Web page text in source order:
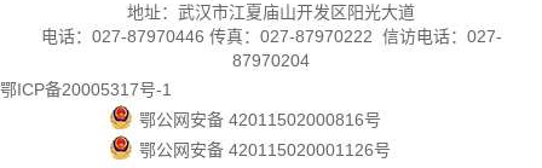
地址：武汉市江夏庙山开发区阳光大道
电话：027-87970446 传真：027-87970222 信访电话：027-
87970204
鄂ICP备20005317号-1
鄂公网安备 42011502000816号
鄂公网安备 420115020001126号